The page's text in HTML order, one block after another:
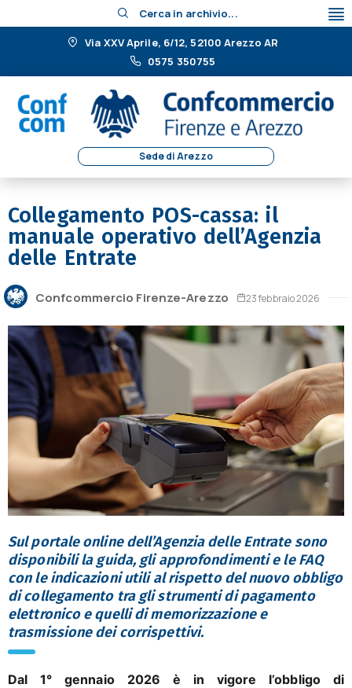
Cerca in archivio...
Via XXV Aprile, 6/12, 52100 Arezzo AR
0575 350755
Sede di Arezzo
Collegamento POS-cassa: il
manuale operativo dell’Agenzia
delle Entrate
Confcommercio Firenze-Arezzo 23 febbraio 2026
Sul portale online dell’Agenzia delle Entrate sono
disponibili la guida, gli approfondimenti e le FAQ
con le indicazioni utili al rispetto del nuovo obbligo
di collegamento tra gli strumenti di pagamento
elettronico e quelli di memorizzazione e
trasmissione dei corrispettivi.
Dal 1° gennaio 2026 è in vigore l’obbligo di